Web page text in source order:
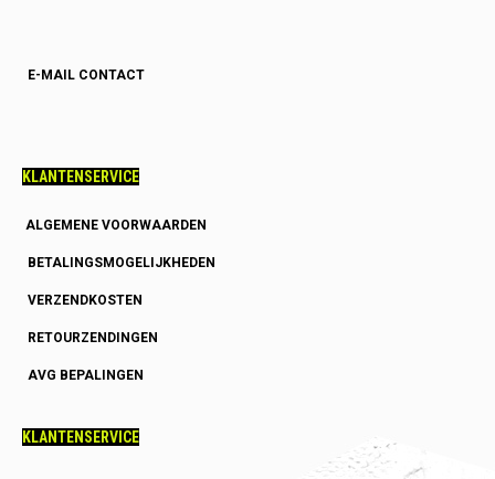
E-MAIL CONTACT
KLANTENSERVICE
ALGEMENE VOORWAARDEN
BETALINGSMOGELIJKHEDEN
VERZENDKOSTEN
RETOURZENDINGEN
AVG BEPALINGEN
KLANTENSERVICE